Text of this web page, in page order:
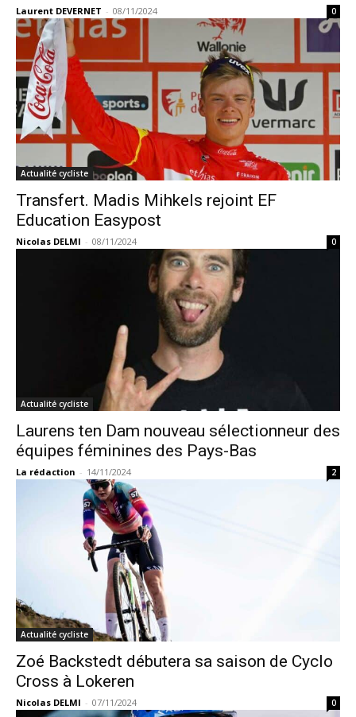
Laurent DEVERNET - 08/11/2024 0
Actualité cycliste
Transfert. Madis Mihkels rejoint EF
Education Easypost
Nicolas DELMI - 08/11/2024 0
Actualité cycliste
Laurens ten Dam nouveau sélectionneur des
équipes féminines des Pays-Bas
La rédaction - 14/11/2024 2
Actualité cycliste
Zoé Backstedt débutera sa saison de Cyclo
Cross à Lokeren
Nicolas DELMI - 07/11/2024 0